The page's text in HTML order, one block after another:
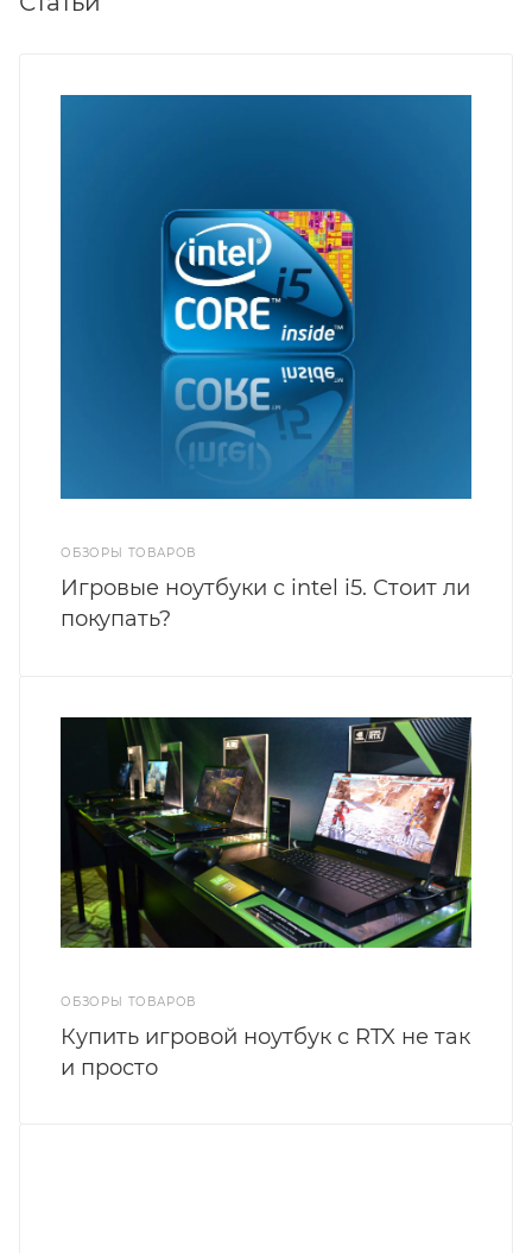
ОБЗОРЫ ТОВАРОВ
Игровые ноутбуки с intel i5. Стоит ли
покупать?
ОБЗОРЫ ТОВАРОВ
Купить игровой ноутбук с RTX не так
и просто